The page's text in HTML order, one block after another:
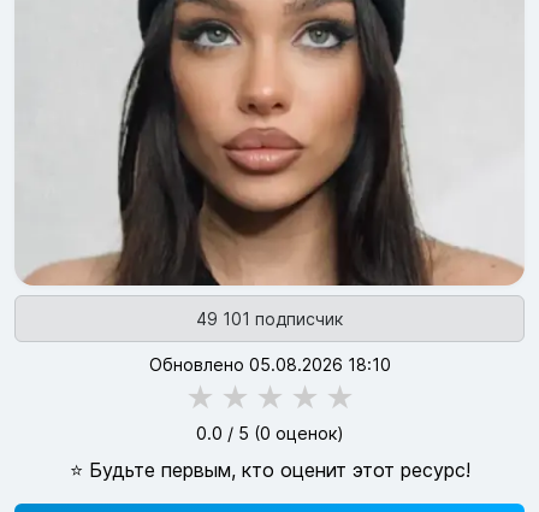
49 101 подписчик
Обновлено 05.08.2026 18:10
★ ★ ★ ★ ★
0.0 / 5 (0 оценок)
⭐ Будьте первым, кто оценит этот ресурс!